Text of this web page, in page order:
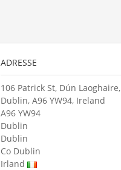
ADRESSE
106 Patrick St, Dún Laoghaire,
Dublin, A96 YW94, Ireland
A96 YW94
Dublin
Dublin
Co Dublin
Irland